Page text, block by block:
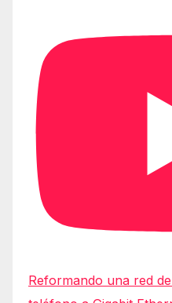
Reformando una red